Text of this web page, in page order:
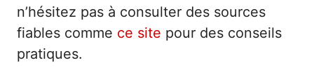
n’hésitez pas à consulter des sources
fiables comme ce site pour des conseils
pratiques.